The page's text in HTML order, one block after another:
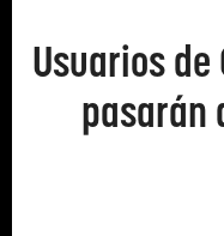
Usuarios de
pasarán